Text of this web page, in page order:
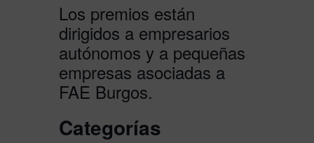
Los premios están
dirigidos a empresarios
autónomos y a pequeñas
empresas asociadas a
FAE Burgos.
Categorías